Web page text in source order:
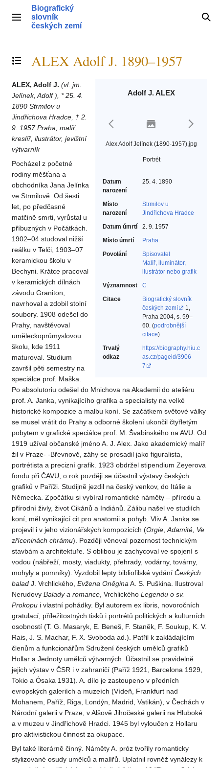
obsahHlavní menu
Biografický
slovník
českých zemí
Přepnout obsah
ALEX Adolf J. 1890–1957
Adolf J. ALEX
Alex Adolf Jelínek (1890-1957).jpg
Portrét
Datum
narození
25. 4. 1890
Místo
narození
Strmilov u
Jindřichova Hradce
Datum úmrtí
2. 9. 1957
Místo úmrtí
Praha
Povolání
Spisovatel‎
Malíř, iluminátor,
ilustrátor nebo grafik‎
Významnost
C
Citace
Biografický slovník
českých zemí
1,
Praha 2004, s. 59–
60. (podrobnější
citace)
Trvalý
odkaz
https://biography.hiu.c
as.cz/pageid/3906
7
ALEX, Adolf J. (vl. jm.
Jelínek, Adolf ),
* 25. 4.
1890 Strmilov u
Jindřichova Hradce, † 2.
9. 1957 Praha, malíř,
kreslíř, ilustrátor, jevištní
výtvarník
Pocházel z početné
rodiny měšťana a
obchodníka Jana Jelínka
ve Strmilově. Od šesti
let, po předčasné
matčině smrti, vyrůstal u
příbuzných v Počátkách.
1902–04 studoval nižší
reálku v Telči, 1903–07
keramickou školu v
Bechyni. Krátce pracoval
v keramických dílnách
závodu Graniton,
navrhoval a zdobil stolní
soubory. 1908 odešel do
Prahy, navštěvoval
uměleckoprůmyslovou
školu, kde 1911
maturoval. Studium
završil pěti semestry na
speciálce prof. Maška.
Po absolutoriu odešel do Mnichova na Akademii do ateliéru
prof. A. Janka, vynikajícího grafika a specialisty na velké
historické kompozice a malbu koní. Se začátkem světové války
se musel vrátit do Prahy a odborné školení ukončil čtyřletým
pobytem v grafické speciálce prof. M. Švabinského na AVU. Od
1919 užíval občanské jméno A. J. Alex. Jako akademický malíř
žil v Praze- -Břevnově, záhy se prosadil jako figuralista,
portrétista a precizní grafik. 1923 obdržel stipendium Zeyerova
fondu při ČAVU, o rok později se účastnil výstavy českých
grafiků v Paříži. Studijně jezdil na český venkov, do Itálie a
Německa. Zpočátku si vybíral romantické náměty – přírodu a
přírodní živly, život Cikánů a Indiánů. Zálibu našel ve studiích
koní, měl vynikající cit pro anatomii a pohyb. Vliv A. Janka se
projevil i v jeho vizionářských kompozicích (Orgie Adamité, Ve
zříceninách chrámu). Později věnoval pozornost technickým
stavbám a architektuře. S oblibou je zachycoval ve spojení s
vodou (nábřeží, mosty, viadukty, přehrady, vodárny, továrny,
mohyly a pomníky). Vyzdobil lepty bibliofilské vydání Českých
balad J. Vrchlického, Evžena Oněgina A. S. Puškina. Ilustroval
Nerudovy Balady a romance , Vrchlického Legendu o sv.
Prokopu i vlastní pohádky. Byl autorem ex libris, novoročních
gratulací, příležitostných tisků i portrétů politických a kulturních
osobností (T. G. Masaryk, E. Beneš, F. Staněk, F. Soukup, K. V.
Rais, J. S. Machar, F. X. Svoboda ad.). Patřil k zakládajícím
členům a funkcionářům Sdružení českých umělců grafiků
Hollar a Jednoty umělců výtvarných. Účastnil se pravidelně
jejich výstav v ČSR i v zahraničí (Paříž 1921, Barcelona 1929,
Tokio a Ósaka 1931). A. dílo je zastoupeno v předních
evropských galeriích a muzeích (Vídeň, Frankfurt nad
Mohanem, Paříž, Riga, Londýn, Madrid, Vatikán), v Čechách v
Národní galerii v Praze, v Alšově Jihočeské galerii na Hluboké
a v muzeu v Jindřichově Hradci. 1945 byl vyloučen z Hollaru
pro aktivistickou činnost za okupace.
Byl také literárně činný. Náměty A. próz tvořily romanticky
stylizované osudy umělců a malířů. Uplatnil rovněž vynálezy k